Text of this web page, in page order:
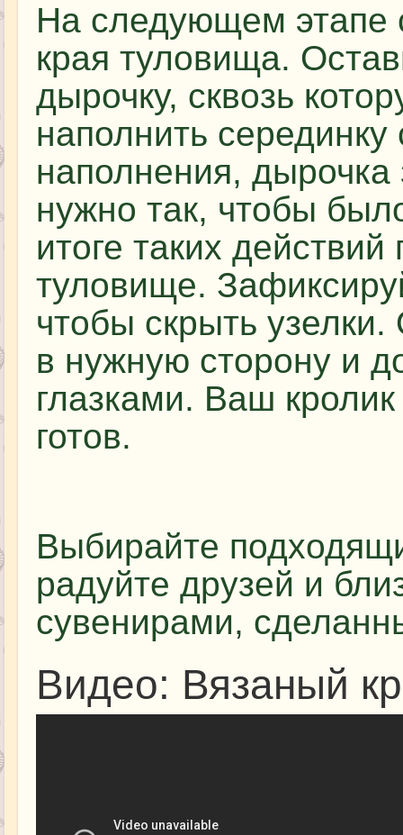
На следующем этапе
края туловища.
дырочку, сквозь
наполнить
наполнения,
нужно так, чтобы
итоге таких действий
туловище.
чтобы скрыть
в нужную сторону и
глазками. Ваш
готов.
Выбирайте
радуйте друзей и
сувенирами,
Видео: Вязаный